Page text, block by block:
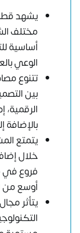
يشهد
مختلف
أساسية
الوعي
تتنوع
بين
الرقمية،
بالإضافة
يتمتع
خلال
فروع في
أوسع من
يتأثر